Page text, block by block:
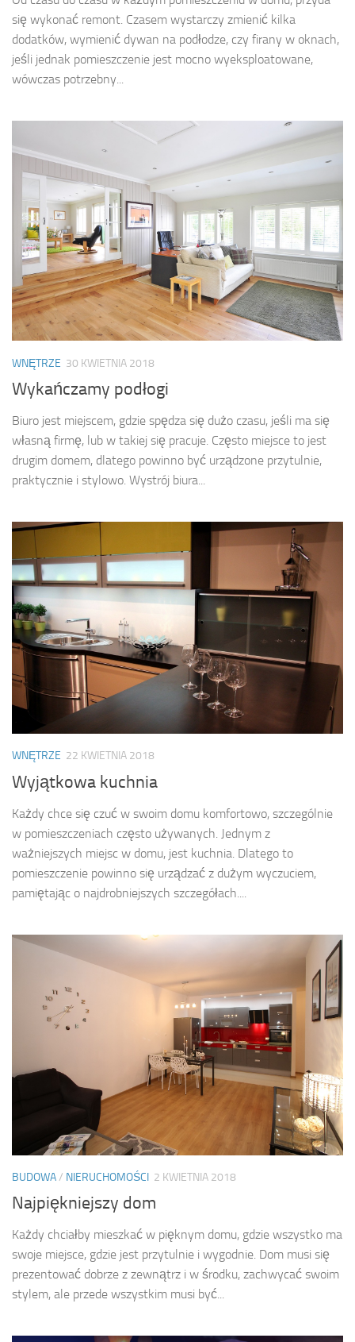
się wykonać remont. Czasem wystarczy zmienić kilka
dodatków, wymienić dywan na podłodze, czy firany w oknach,
jeśli jednak pomieszczenie jest mocno wyeksploatowane,
wówczas potrzebny...
WNĘTRZE 30 KWIETNIA 2018
Wykańczamy podłogi
Biuro jest miejscem, gdzie spędza się dużo czasu, jeśli ma się
własną firmę, lub w takiej się pracuje. Często miejsce to jest
drugim domem, dlatego powinno być urządzone przytulnie,
praktycznie i stylowo. Wystrój biura...
WNĘTRZE 22 KWIETNIA 2018
Wyjątkowa kuchnia
Każdy chce się czuć w swoim domu komfortowo, szczególnie
w pomieszczeniach często używanych. Jednym z
ważniejszych miejsc w domu, jest kuchnia. Dlatego to
pomieszczenie powinno się urządzać z dużym wyczuciem,
pamiętając o najdrobniejszych szczegółach....
BUDOWA/ NIERUCHOMOŚCI 2 KWIETNIA 2018
Najpiękniejszy dom
Każdy chciałby mieszkać w pięknym domu, gdzie wszystko ma
swoje miejsce, gdzie jest przytulnie i wygodnie. Dom musi się
prezentować dobrze z zewnątrz i w środku, zachwycać swoim
stylem, ale przede wszystkim musi być...